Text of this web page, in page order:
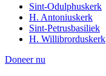
Sint-Odulphuskerk
H. Antoniuskerk
Sint-Petrusbasiliek
H. Willibrorduskerk
Doneer nu